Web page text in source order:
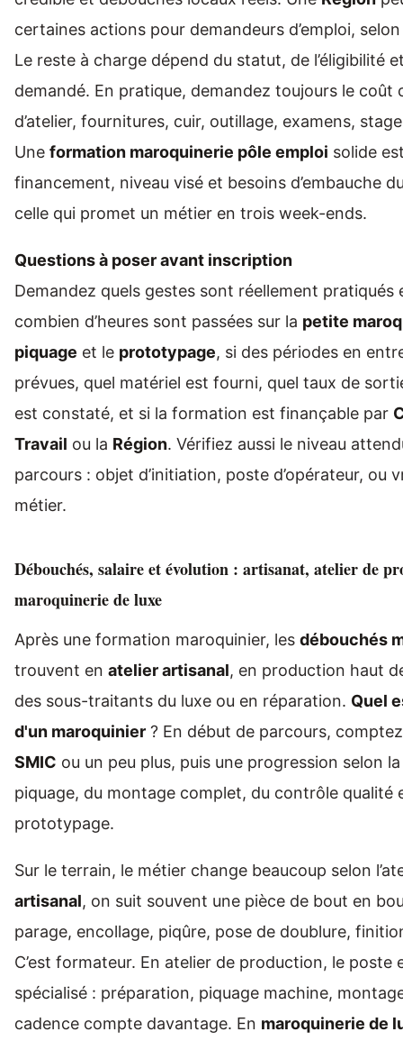
certaines actions pour demandeurs d’emploi,
Le reste à charge dépend du statut, de l’éligibilité
demandé. En pratique, demandez toujours le coût
d’atelier, fournitures, cuir, outillage, examens,
Une formation maroquinerie pôle emploi solide
financement, niveau visé et besoins d’embauche
celle qui promet un métier en trois week-ends.
Questions à poser avant inscription
Demandez quels gestes sont réellement pratiqués
combien d’heures sont passées sur la petite
piquage et le prototypage, si des périodes en
prévues, quel matériel est fourni, quel taux de
est constaté, et si la formation est finançable par
Travail ou la Région. Vérifiez aussi le niveau
parcours : objet d’initiation, poste d’opérateur, ou
métier.
Débouchés, salaire et évolution : artisanat, atelier de
maroquinerie de luxe
Après une formation maroquinier, les débouchés
trouvent en atelier artisanal, en production haut
des sous-traitants du luxe ou en réparation. Quel
d'un maroquinier ? En début de parcours,
SMIC ou un peu plus, puis une progression selon
piquage, du montage complet, du contrôle qualité
prototypage.
Sur le terrain, le métier change beaucoup selon
artisanal, on suit souvent une pièce de bout en
parage, encollage, piqûre, pose de doublure,
C’est formateur. En atelier de production, le poste
spécialisé : préparation, piquage machine,
cadence compte davantage. En maroquinerie de